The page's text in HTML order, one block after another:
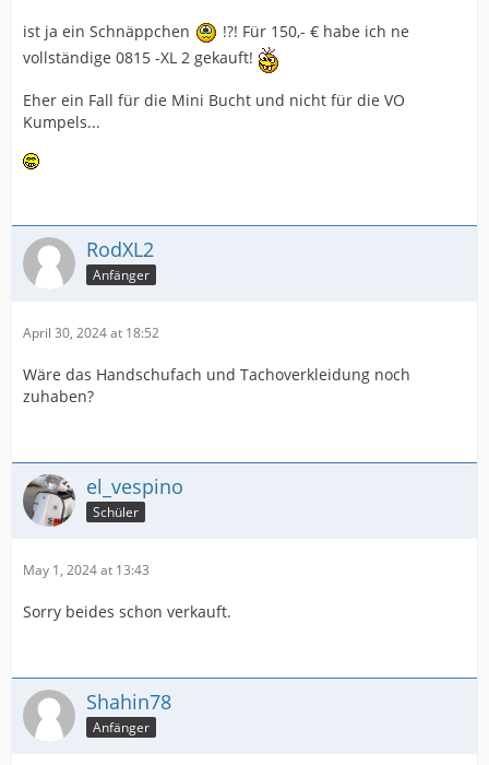
ist ja ein Schnäppchen
!?! Für 150,- € habe ich ne
vollständige 0815 -XL 2 gekauft!
Eher ein Fall für die Mini Bucht und nicht für die VO
Kumpels...
RodXL2
Anfänger
April 30, 2024 at 18:52
Wäre das Handschufach und Tachoverkleidung noch
zuhaben?
el_vespino
Schüler
May 1, 2024 at 13:43
Sorry beides schon verkauft.
Shahin78
Anfänger